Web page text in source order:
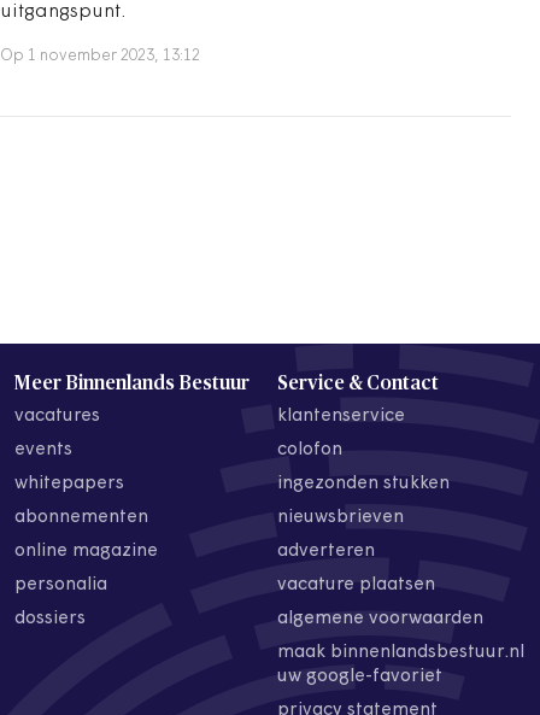
uitgangspunt.
Op 1 november 2023, 13:12
Meer Binnenlands Bestuur
vacatures
events
whitepapers
abonnementen
online magazine
personalia
dossiers
Service & Contact
klantenservice
colofon
ingezonden stukken
nieuwsbrieven
adverteren
vacature plaatsen
algemene voorwaarden
maak binnenlandsbestuur.nl
uw google-favoriet
privacy statement